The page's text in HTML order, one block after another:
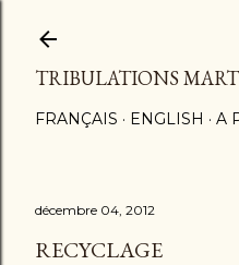
TRIBULATIONS
FRANÇAIS ENGLISH A
décembre 04, 2012
RECYCLAGE